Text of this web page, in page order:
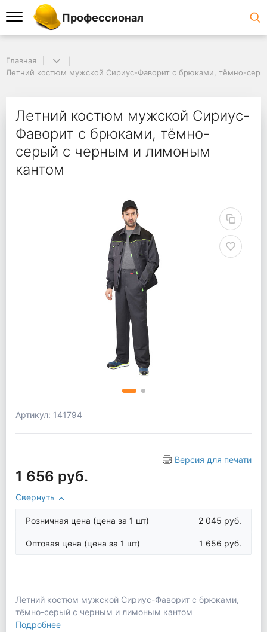
Профессионал
Главная
Летний костюм мужской Сириус-Фаворит с брюками, тёмно-
Летний костюм мужской Сириус-
Фаворит с брюками, тёмно-
серый с черным и лимоным
кантом
Артикул: 141794
Версия для печати
1 656 руб.
Свернуть
Розничная цена (цена за 1 шт) 2 045 руб.
Оптовая цена (цена за 1 шт) 1 656 руб.
Летний костюм мужской Сириус-Фаворит с брюками,
тёмно-серый с черным и лимоным кантом
Подробнее